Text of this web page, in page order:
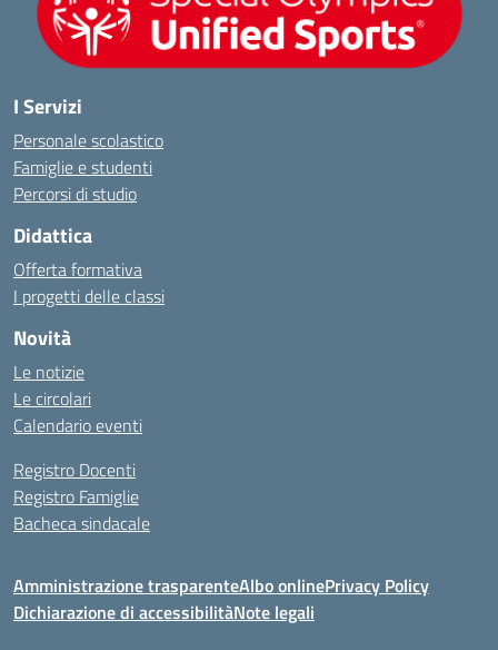
I Servizi
Personale scolastico
Famiglie e studenti
Percorsi di studio
Didattica
Offerta formativa
I progetti delle classi
Novità
Le notizie
Le circolari
Calendario eventi
Registro Docenti
Registro Famiglie
Bacheca sindacale
Amministrazione trasparenteAlbo onlinePrivacy Policy
Dichiarazione di accessibilitàNote legali